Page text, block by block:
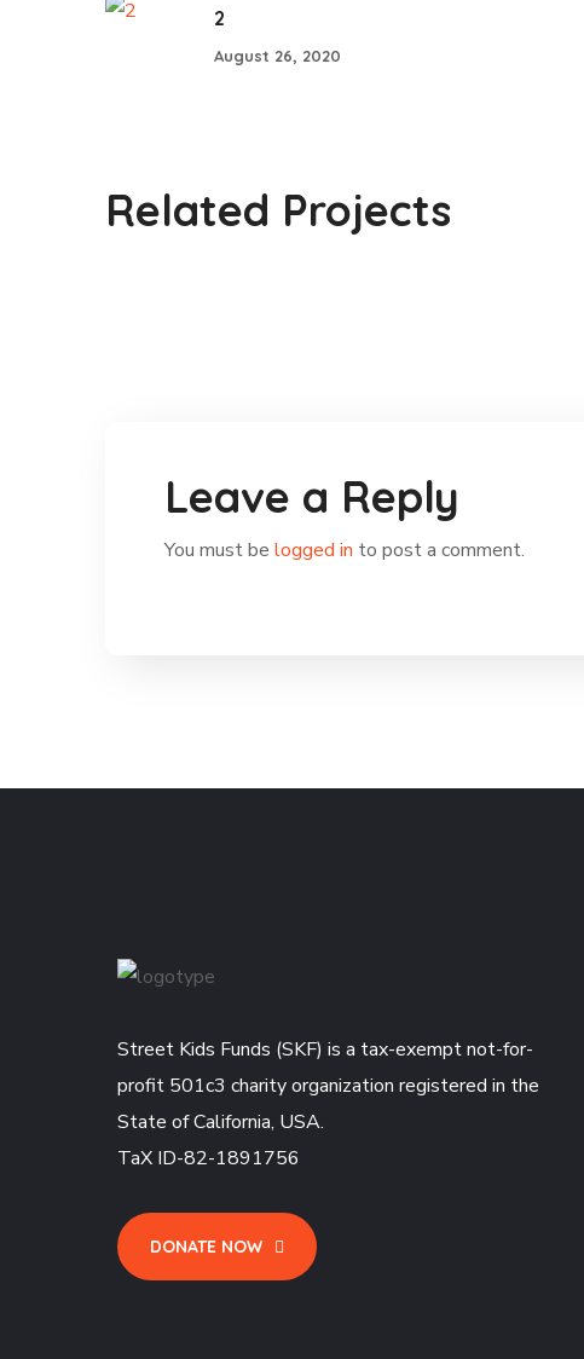
2
August 26, 2020
Related Projects
6-Arsalan and 7-Gul
Naz
Leave a Reply
You must be logged in to post a comment.
Street Kids Funds (SKF) is a tax-exempt not-for-
profit 501c3 charity organization registered in the
State of California, USA.
TaX ID-82-1891756
DONATE NOW